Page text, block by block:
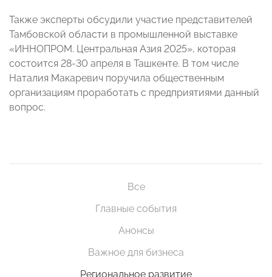
Также эксперты обсудили участие представителей
Тамбовской области в промышленной выставке
«ИННОПРОМ. Центральная Азия 2025», которая
состоится 28-30 апреля в Ташкенте. В том числе
Наталия Макаревич поручила общественным
организациям проработать с предприятиями данный
вопрос.
Все
Главные события
Анонсы
Важное для бизнеса
Региональное развитие